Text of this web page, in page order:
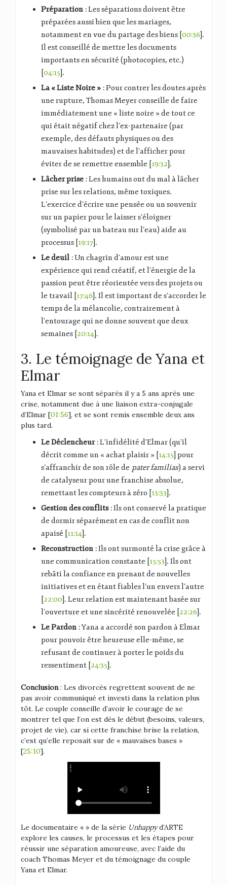
Préparation : Les séparations doivent être
préparées aussi bien que les mariages,
notamment en vue du partage des biens [00:36].
Il est conseillé de mettre les documents
importants en sécurité (photocopies, etc.)
[04:15].
La « Liste Noire » : Pour contrer les doutes après
une rupture, Thomas Meyer conseille de faire
immédiatement une « liste noire » de tout ce
qui était négatif chez l’ex-partenaire (par
exemple, des défauts physiques ou des
mauvaises habitudes) et de l’afficher pour
éviter de se remettre ensemble [19:32].
Lâcher prise : Les humains ont du mal à lâcher
prise sur les relations, même toxiques.
L’exercice d’écrire une pensée ou un souvenir
sur un papier pour le laisser s’éloigner
(symbolisé par un bateau sur l’eau) aide au
processus [19:17].
Le deuil : Un chagrin d’amour est une
expérience qui rend créatif, et l’énergie de la
passion peut être réorientée vers des projets ou
le travail [17:46]. Il est important de s’accorder le
temps de la mélancolie, contrairement à
l’entourage qui ne donne souvent que deux
semaines [20:14].
3. Le témoignage de Yana et
Elmar
Yana et Elmar se sont séparés il y a 5 ans après une
crise, notamment due à une liaison extra-conjugale
d’Elmar [01:56], et se sont remis ensemble deux ans
plus tard.
Le Déclencheur: L’infidélité d’Elmar (qu’il
décrit comme un « achat plaisir » [14:15] pour
s’affranchir de son rôle de pater familias) a servi
de catalyseur pour une franchise absolue,
remettant les compteurs à zéro [13:33].
Gestion des conflits: Ils ont conservé la pratique
de dormir séparément en cas de conflit non
apaisé [11:14].
Reconstruction : Ils ont surmonté la crise grâce à
une communication constante [15:53]. Ils ont
rebâti la confiance en prenant de nouvelles
initiatives et en étant fiables l’un envers l’autre
[22:00]. Leur relation est maintenant basée sur
l’ouverture et une sincérité renouvelée [22:26].
Le Pardon : Yana a accordé son pardon à Elmar
pour pouvoir être heureuse elle-même, se
refusant de continuer à porter le poids du
ressentiment [24:35].
Conclusion: Les divorcés regrettent souvent de ne
pas avoir communiqué et investi dans la relation plus
tôt. Le couple conseille d’avoir le courage de se
montrer tel que l’on est dès le début (besoins, valeurs,
projet de vie), car si cette franchise brise la relation,
c’est qu’elle reposait sur de « mauvaises bases »
[25:10].
Le documentaire « » de la série Unhappyd’ARTE
explore les causes, le processus et les étapes pour
réussir une séparation amoureuse, avec l’aide du
coach Thomas Meyer et du témoignage du couple
Yana et Elmar.